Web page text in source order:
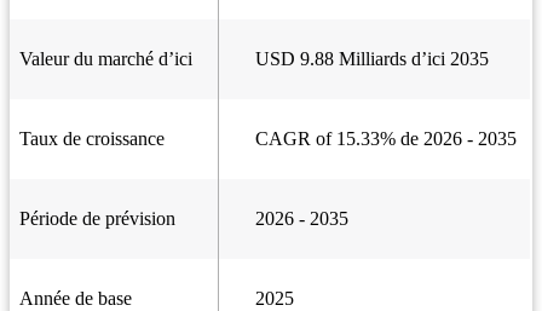
Valeur du marché d’ici USD 9.88 Milliards d’ici 2035
Taux de croissance CAGR of 15.33% de 2026 - 2035
Période de prévision 2026 - 2035
Année de base 2025